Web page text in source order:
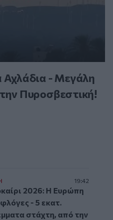
Αχλάδια - Μεγάλη
Πυροσβεστική!
19:42
2026: Η Ευρώπη
- 5 εκατ.
στάχτη, από την